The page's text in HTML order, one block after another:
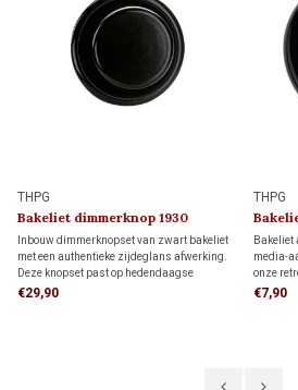
THPG
Bakeliet dimmerknop 1930
Inbouw dimmerknopset van zwart bakeliet
met een authentieke zijdeglans afwerking.
Deze knopset past op hedendaagse
dimmers met een 4 mm draai-as en is
€29,90
THPG
Bakeliet
media-
onze
€7,90